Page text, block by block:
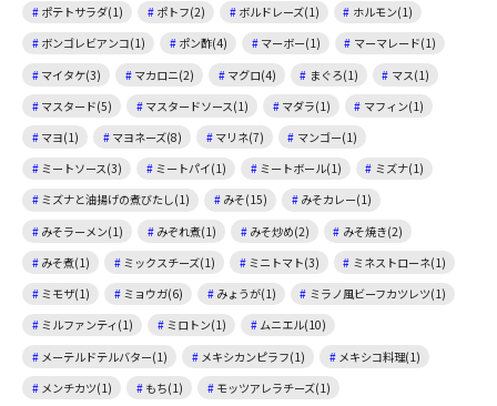
ポテトサラダ(1)
ポトフ(2) ボルドレーズ(1)
ホルモン(1)
ボンゴレビアンコ(1)
ポン酢(4) マーボー(1)
マーマレード(1)
マイタケ(3)
マカロニ(2) マグロ(4) まぐろ(1)
マス(1)
マスタード(5)
マスタードソース(1) マダラ(1)
マフィン(1)
マヨ(1)
マヨネーズ(8) マリネ(7)
マンゴー(1)
ミートソース(3)
ミートパイ(1) ミートボール(1)
ミズナ(1)
ミズナと油揚げの煮びたし(1)
みそ(15)
みそカレー(1)
みそラーメン(1)
みぞれ煮(1) みそ炒め(2)
みそ焼き(2)
みそ煮(1)
ミックスチーズ(1) ミニトマト(3)
ミネストローネ(1)
ミモザ(1)
ミョウガ(6) みょうが(1)
ミラノ風ビーフカツレツ(1)
ミルファンティ(1)
ミロトン(1)
ムニエル(10)
メーテルドテルバター(1)
メキシカンピラフ(1)
メキシコ料理(1)
メンチカツ(1)
もち(1)
モッツアレラチーズ(1)